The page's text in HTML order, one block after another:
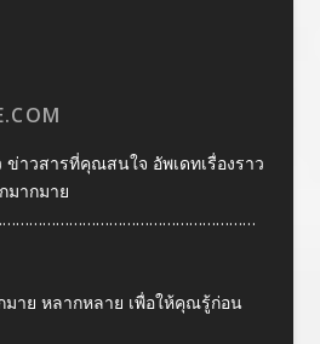
ข่าวสารที่คุณสนใจ อัพเดทเรื่องราว
มากมาย
าย หลากหลาย เพื่อให้คุณรู้ก่อน